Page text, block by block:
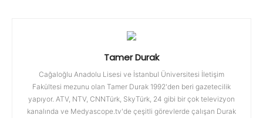
Tamer Durak
Cağaloğlu Anadolu Lisesi ve İstanbul Üniversitesi İletişim
Fakültesi mezunu olan Tamer Durak 1992'den beri gazetecilik
yapıyor. ATV, NTV, CNNTürk, SkyTürk, 24 gibi bir çok televizyon
kanalında ve Medyascope.tv'de çeşitli görevlerde çalışan Durak